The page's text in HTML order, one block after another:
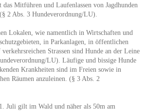
das Mitführen und Laufenlassen von Jagdhunden
2 Abs. 3 Hundeverordnung/LU).
Lokalen, wie namentlich in Wirtschaften und
in Parkanlagen, in öffentlichen
Strassen sind Hunde an der Leine
LU). Läufige und bissige Hunde
Krankheiten sind im Freien sowie in
Räumen anzuleinen. (§ 3 Abs. 2
Juli gilt im Wald und näher als 50m am